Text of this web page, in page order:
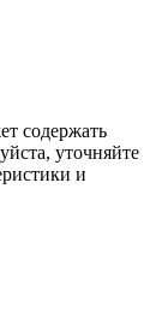
содержать
уточняйте
и